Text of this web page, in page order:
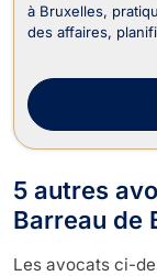
à Bruxelles,
des affaires,
service de ses
5 autres
Barreau de
Les avocats ci-